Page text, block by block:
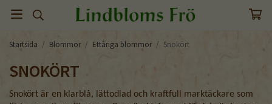
Startsida / Blommor / Ettåriga blommor / Snokört
SNOKÖRT
Snokört är en klarblå, lättodlad och kraftfull marktäckare som